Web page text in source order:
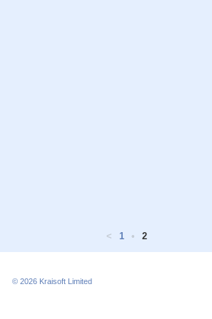
< 1 • 2
© 2026 Kraisoft Limited